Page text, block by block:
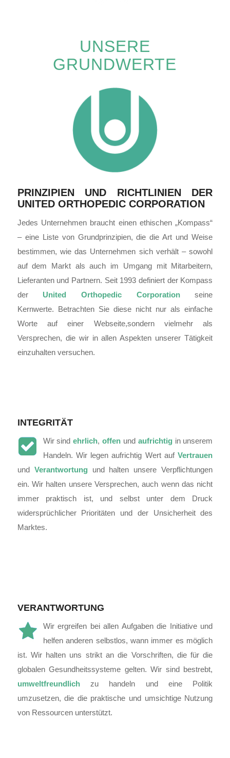
UNSERE
GRUNDWERTE
PRINZIPIEN UND RICHTLINIEN DER
UNITED ORTHOPEDIC CORPORATION
Jedes Unternehmen braucht einen ethischen „Kompass“
– eine Liste von Grundprinzipien, die die Art und Weise
bestimmen, wie das Unternehmen sich verhält – sowohl
auf dem Markt als auch im Umgang mit Mitarbeitern,
Lieferanten und Partnern. Seit 1993 definiert der Kompass
der United Orthopedic Corporation
seine
Kernwerte.
Betrachten Sie diese nicht nur als einfache
Worte auf einer Webseite,sondern vielmehr als
Versprechen, die wir in allen Aspekten unserer Tätigkeit
einzuhalten versuchen.
INTEGRITÄT
Wir sindehrlich,offen und aufrichtigin unserem
Handeln. Wir legen aufrichtig Wert aufVertrauen
und Verantwortungund halten unsere Verpflichtungen
ein. Wir halten unsere Versprechen, auch wenn das nicht
immer praktisch ist, und selbst unter dem Druck
widersprüchlicher Prioritäten und der Unsicherheit des
Marktes.
VERANTWORTUNG
Wir ergreifen bei allen Aufgaben die Initiative und
helfen anderen selbstlos, wann immer es möglich
ist. Wir halten uns strikt an die Vorschriften, die für die
globalen Gesundheitssysteme gelten. Wir sind bestrebt,
umweltfreundlichzu handeln und eine Politik
umzusetzen, die die praktische und umsichtige Nutzung
von Ressourcen unterstützt.